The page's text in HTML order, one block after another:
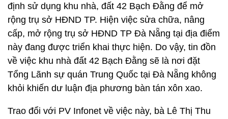
định sử dụng khu nhà, đất 42 Bạch Đằng để mở
rộng trụ sở HĐND TP. Hiện việc sửa chữa, nâng
cấp, mở rộng trụ sở HĐND TP Đà Nẵng tại địa điểm
này đang được triển khai thực hiện. Do vậy, tin đồn
về việc khu nhà đất 42 Bạch Đằng sẽ là nơi đặt
Tổng Lãnh sự quán Trung Quốc tại Đà Nẵng không
khỏi khiến dư luận địa phương bàn tán xôn xao.
Trao đổi với PV Infonet về việc này, bà Lê Thị Thu